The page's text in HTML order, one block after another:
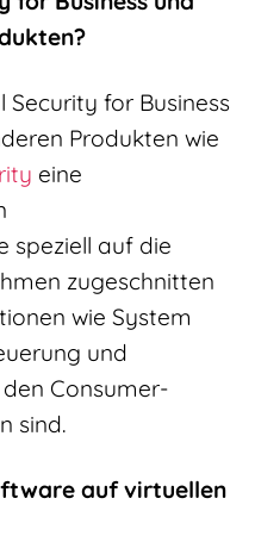
for Business
Produkten wie
eine
speziell auf die
zugeschnitten
wie System
und
Consumer-
sind.
auf virtuellen